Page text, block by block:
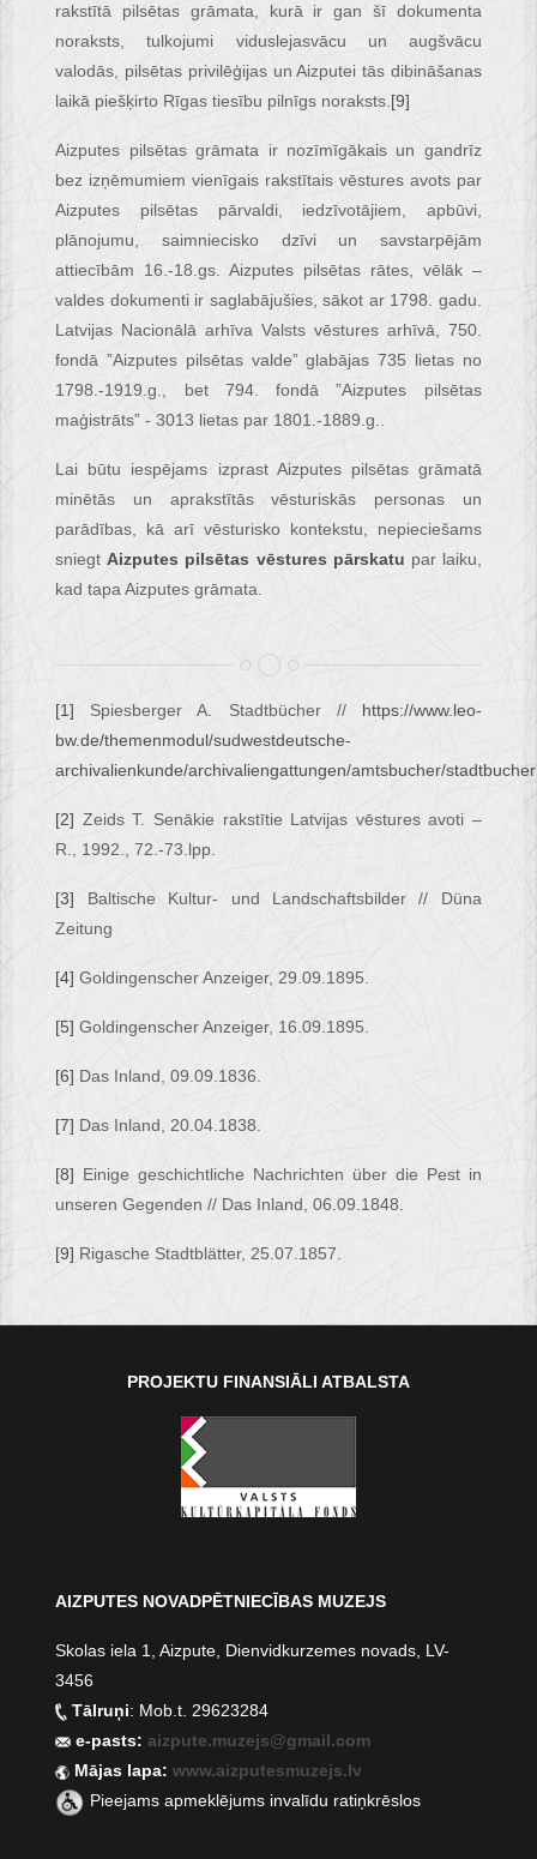
rakstītā pilsētas grāmata, kurā ir gan šī dokumenta
noraksts, tulkojumi viduslejasvācu un augšvācu
valodās, pilsētas privilēģijas un Aizputei tās dibināšanas
laikā piešķirto Rīgas tiesību pilnīgs noraksts.[9]
Aizputes pilsētas grāmata ir nozīmīgākais un gandrīz
bez izņēmumiem vienīgais rakstītais vēstures avots par
Aizputes pilsētas pārvaldi, iedzīvotājiem, apbūvi,
plānojumu, saimniecisko dzīvi un savstarpējām
attiecībām 16.-18.gs. Aizputes pilsētas rātes, vēlāk –
valdes dokumenti ir saglabājušies, sākot ar 1798. gadu.
Latvijas Nacionālā arhīva Valsts vēstures arhīvā, 750.
fondā ”Aizputes pilsētas valde” glabājas 735 lietas no
1798.-1919.g., bet 794. fondā ”Aizputes pilsētas
maģistrāts” - 3013 lietas par 1801.-1889.g..
Lai būtu iespējams izprast Aizputes pilsētas grāmatā
minētās un aprakstītās vēsturiskās personas un
parādības, kā arī vēsturisko kontekstu, nepieciešams
sniegtAizputes pilsētas vēstures pārskatu par laiku,
kad tapa Aizputes grāmata.
[1] Spiesberger A. Stadtbücher // https://www.leo-
bw.de/themenmodul/sudwestdeutsche-
archivalienkunde/archivaliengattungen/amtsbucher/stadtbucher
[2] Zeids T. Senākie rakstītie Latvijas vēstures avoti –
R., 1992., 72.-73.lpp.
[3] Baltische Kultur- und Landschaftsbilder // Düna
Zeitung
[4] Goldingenscher Anzeiger, 29.09.1895.
[5] Goldingenscher Anzeiger, 16.09.1895.
[6] Das Inland, 09.09.1836.
[7] Das Inland, 20.04.1838.
[8] Einige geschichtliche Nachrichten über die Pest in
unseren Gegenden // Das Inland, 06.09.1848.
[9] Rigasche Stadtblätter, 25.07.1857.
PROJEKTU FINANSIĀLI ATBALSTA
AIZPUTES NOVADPĒTNIECĪBAS MUZEJS
Skolas iela 1, Aizpute, Dienvidkurzemes novads, LV-
3456
Tālruņi: Mob.t. 29623284
e-pasts:aizpute.muzejs@gmail.com
Mājas lapa:www.aizputesmuzejs.lv
Pieejams apmeklējums invalīdu ratiņkrēslos